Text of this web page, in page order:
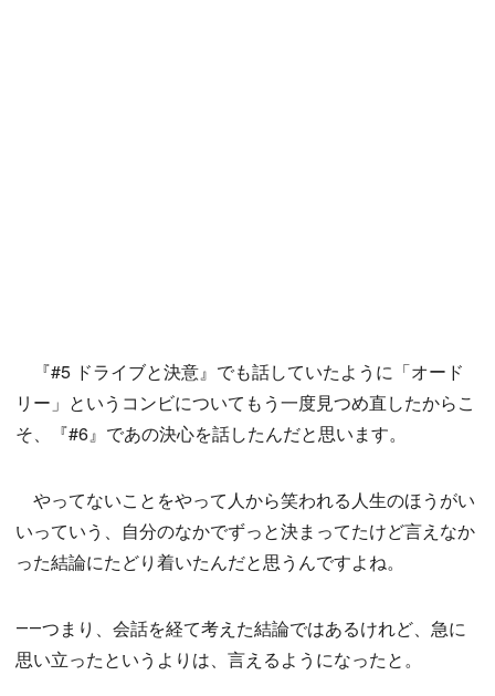
『#5 ドライブと決意』でも話していたように「オード
リー」というコンビについてもう一度見つめ直したからこ
そ、『#6』であの決心を話したんだと思います。
やってないことをやって人から笑われる人生のほうがい
いっていう、自分のなかでずっと決まってたけど言えなか
った結論にたどり着いたんだと思うんですよね。
――つまり、会話を経て考えた結論ではあるけれど、急に
思い立ったというよりは、言えるようになったと。